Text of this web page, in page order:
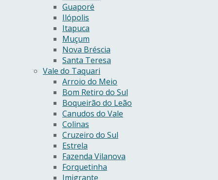
Guaporé
Ilópolis
Itapuca
Muçum
Nova Bréscia
Santa Teresa
Vale do Taquari
Arroio do Meio
Bom Retiro do Sul
Boqueirão do Leão
Canudos do Vale
Colinas
Cruzeiro do Sul
Estrela
Fazenda Vilanova
Forquetinha
Imigrante